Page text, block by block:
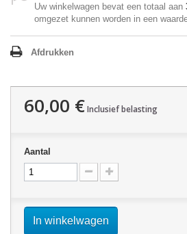
Uw winkelwagen bevat een totaal aan
omgezet kunnen worden in een
Afdrukken
60,00 €Inclusief belasting
Aantal
In winkelwagen